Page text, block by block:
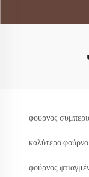
φούρνος
καλύτερο
φούρνος